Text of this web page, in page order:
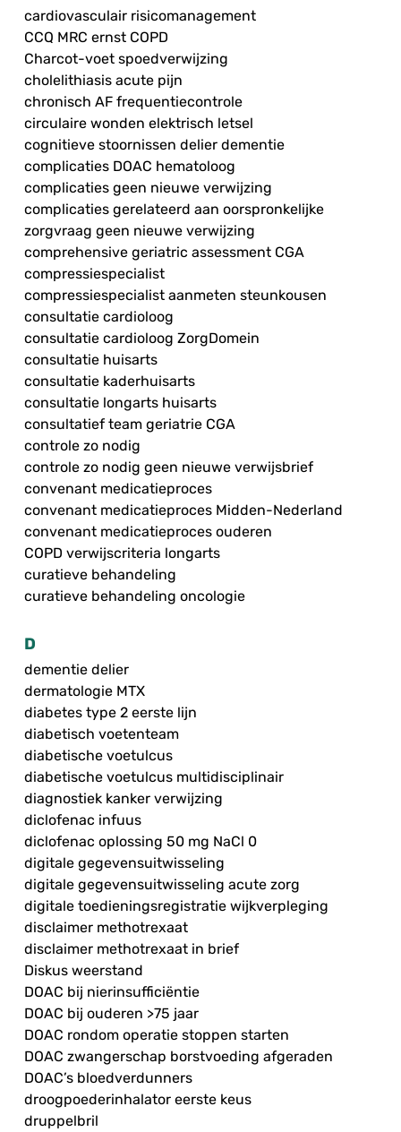
cardiovasculair risicomanagement
CCQ MRC ernst COPD
Charcot-voet spoedverwijzing
cholelithiasis acute pijn
chronisch AF frequentiecontrole
circulaire wonden elektrisch letsel
cognitieve stoornissen delier dementie
complicaties DOAC hematoloog
complicaties geen nieuwe verwijzing
complicaties gerelateerd aan oorspronkelijke
zorgvraag geen nieuwe verwijzing
comprehensive geriatric assessment CGA
compressiespecialist
compressiespecialist aanmeten steunkousen
consultatie cardioloog
consultatie cardioloog ZorgDomein
consultatie huisarts
consultatie kaderhuisarts
consultatie longarts huisarts
consultatief team geriatrie CGA
controle zo nodig
controle zo nodig geen nieuwe verwijsbrief
convenant medicatieproces
convenant medicatieproces Midden-Nederland
convenant medicatieproces ouderen
COPD verwijscriteria longarts
curatieve behandeling
curatieve behandeling oncologie
D
dementie delier
dermatologie MTX
diabetes type 2 eerste lijn
diabetisch voetenteam
diabetische voetulcus
diabetische voetulcus multidisciplinair
diagnostiek kanker verwijzing
diclofenac infuus
diclofenac oplossing 50 mg NaCl 0
digitale gegevensuitwisseling
digitale gegevensuitwisseling acute zorg
digitale toedieningsregistratie wijkverpleging
disclaimer methotrexaat
disclaimer methotrexaat in brief
Diskus weerstand
DOAC bij nierinsufficiëntie
DOAC bij ouderen >75 jaar
DOAC rondom operatie stoppen starten
DOAC zwangerschap borstvoeding afgeraden
DOAC’s bloedverdunners
droogpoederinhalator eerste keus
druppelbril